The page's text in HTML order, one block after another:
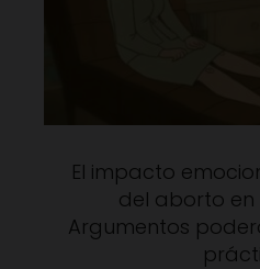
El impacto
del aborto en
Argumentos